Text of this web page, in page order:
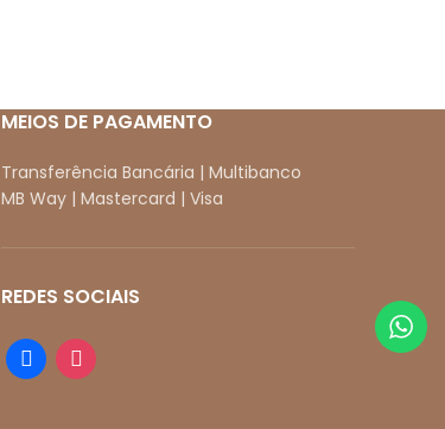
MEIOS DE PAGAMENTO
Transferência Bancária | Multibanco
MB Way | Mastercard | Visa
REDES SOCIAIS
facebookinstagram